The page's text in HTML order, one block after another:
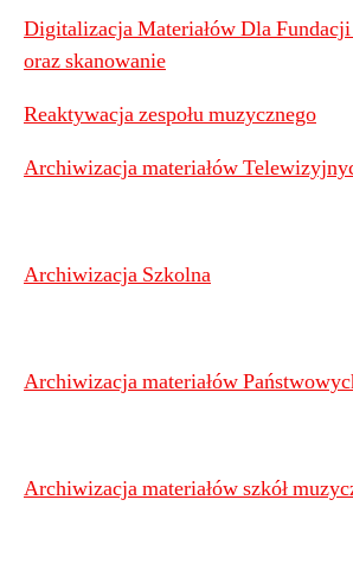
Digitalizacja Materiałów Dla
oraz skanowanie
Reaktywacja zespołu muzycznego
Archiwizacja materiałów
Archiwizacja Szkolna
Archiwizacja materiałów
Archiwizacja materiałów szkół